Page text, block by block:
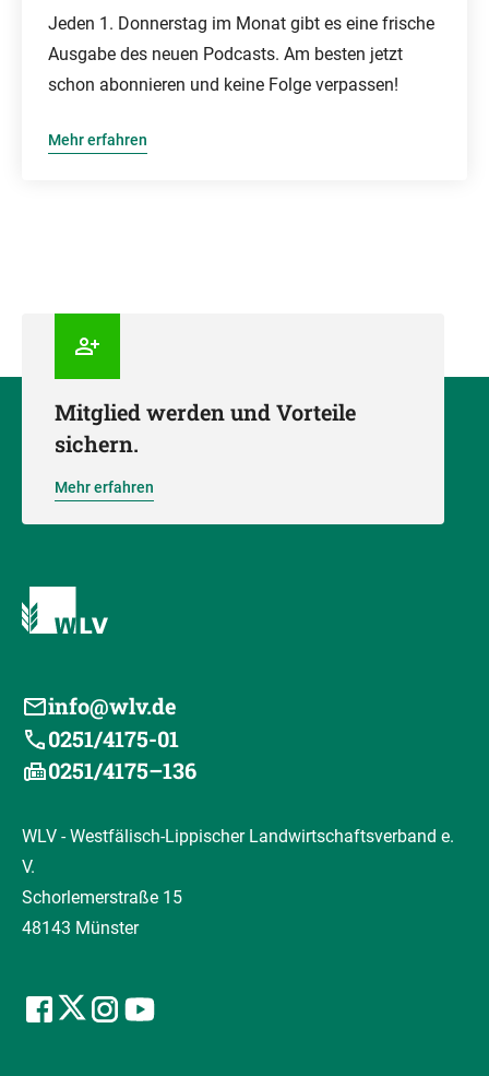
Jeden 1. Donnerstag im Monat gibt es eine frische
Ausgabe des neuen Podcasts. Am besten jetzt
schon abonnieren und keine Folge verpassen!
Mehr erfahren
Mitglied werden und Vorteile
sichern.
Mehr erfahren
info@wlv.de
0251/4175-01
0251/4175–136
WLV - Westfälisch-Lippischer Landwirtschaftsverband e.
V.
Schorlemerstraße 15
48143 Münster